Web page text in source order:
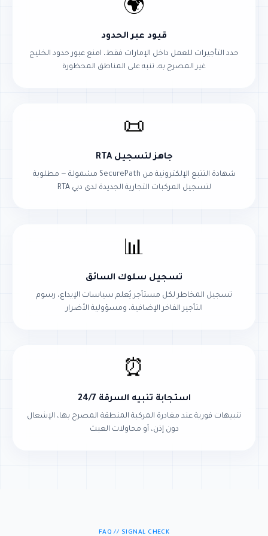
🌍
قيود عبر الحدود
حدد التأجيرات للعمل داخل الإمارات فقط، امنع عبور حدود الخليج
غير المصرح به، تنبه على المناطق المحظورة
📜
جاهز لتسجيل RTA
شهادة التتبع الإلكترونية من SecurePath مشمولة — مطلوبة
لتسجيل المركبات التجارية الجديدة لدى دبي RTA
📊
تسجيل سلوك السائق
تسجيل المخاطر لكل مستأجر يُعلم سياسات الإيداع، رسوم
التأجير الفاخر الإضافية، ومسؤولية الأضرار
⏰
استجابة تنبيه السرقة 24/7
تنبيهات فورية عند مغادرة المركبة المنطقة المصرح بها، الإشعال
دون إذن، أو محاولات العبث
FAQ // SIGNAL CHECK